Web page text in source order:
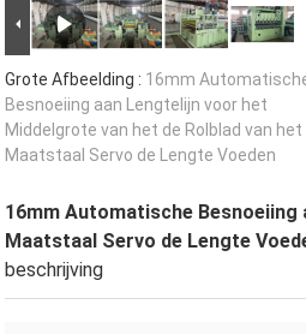
Grote Afbeelding : 16mm
Besnoeiing aan Lengtelijn voor het
Middelgrote van het de Rolblad van het
Maatstaal Servo de Lengte Voeden
16mm Automatische
Maatstaal Servo de Lengte
beschrijving